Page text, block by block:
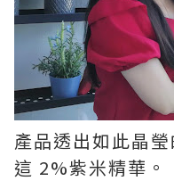
產品透出如此晶
這 2%紫米精華。